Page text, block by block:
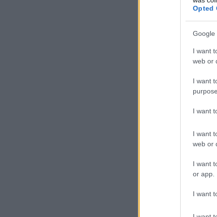
Opted
Google
I want
web or
I want
I want
I want
web or
I want
or app.
I want